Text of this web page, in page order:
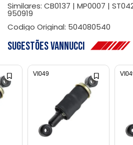
Similares: CB0137 | MP0007 |
950919
Codigo Original: 504080540
Sugestões Vannucci
VI049